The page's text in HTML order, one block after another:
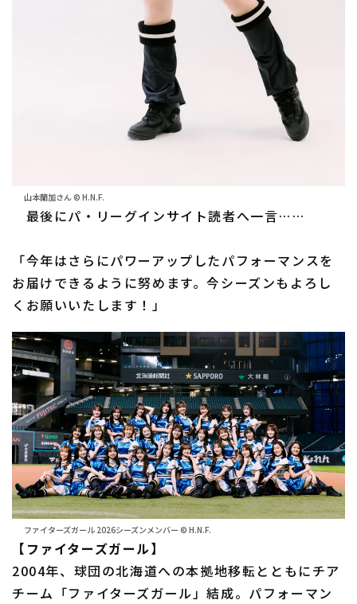
山本蘭加さん © H.N.F.
最後にパ・リーグインサイト読者へ一言……
「今年はさらにパワーアップしたパフォーマンスを
お届けできるように努めます。今シーズンもよろし
くお願いいたします！」
ファイターズガール 2026シーズンメンバー © H.N.F.
【ファイターズガール】
2004年、球団の北海道への本拠地移転とともにチア
チーム「ファイターズガール」結成。パフォーマン